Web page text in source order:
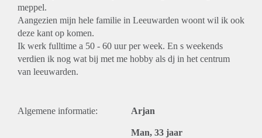
meppel.
Aangezien mijn hele familie in Leeuwarden woont wil ik ook
deze kant op komen.
Ik werk fulltime a 50 - 60 uur per week. En s weekends
verdien ik nog wat bij met me hobby als dj in het centrum
van leeuwarden.
Algemene informatie: Arjan
Man, 33 jaar